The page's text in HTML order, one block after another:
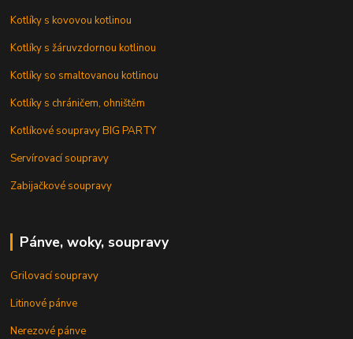
Kotlíky s kovovou kotlinou
Kotlíky s žáruvzdornou kotlinou
Kotlíky so smaltovanou kotlinou
Kotlíky s chráničem, ohništěm
Kotlíkové soupravy BIG PARTY
Servírovací soupravy
Zabijačkové soupravy
Pánve, woky, soupravy
Grilovací soupravy
Litinové pánve
Nerezové pánve